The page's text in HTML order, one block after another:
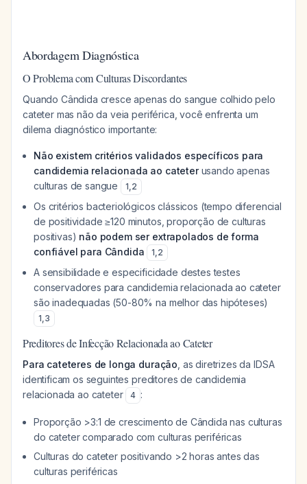
Abordagem Diagnóstica
O Problema com Culturas Discordantes
Quando Cândida cresce apenas do sangue colhido pelo
cateter mas não da veia periférica, você enfrenta um
dilema diagnóstico importante:
Não existem critérios validados específicos para
candidemia relacionada ao cateterusando apenas
culturas de sangue
1,2
Os critérios bacteriológicos clássicos (tempo diferencial
de positividade ≥120 minutos, proporção de culturas
positivas) não podem ser extrapolados de forma
confiável para Cândida
1,2
A sensibilidade e especificidade destes testes
conservadores para candidemia relacionada ao cateter
são inadequadas (50-80% na melhor das hipóteses)
1,3
Preditores de Infecção Relacionada ao Cateter
Para cateteres de longa duração , as diretrizes da IDSA
identificam os seguintes preditores de candidemia
relacionada ao cateter
4 :
Proporção >3:1 de crescimento de Cândida nas culturas
do cateter comparado com culturas periféricas
Culturas do cateter positivando >2 horas antes das
culturas periféricas